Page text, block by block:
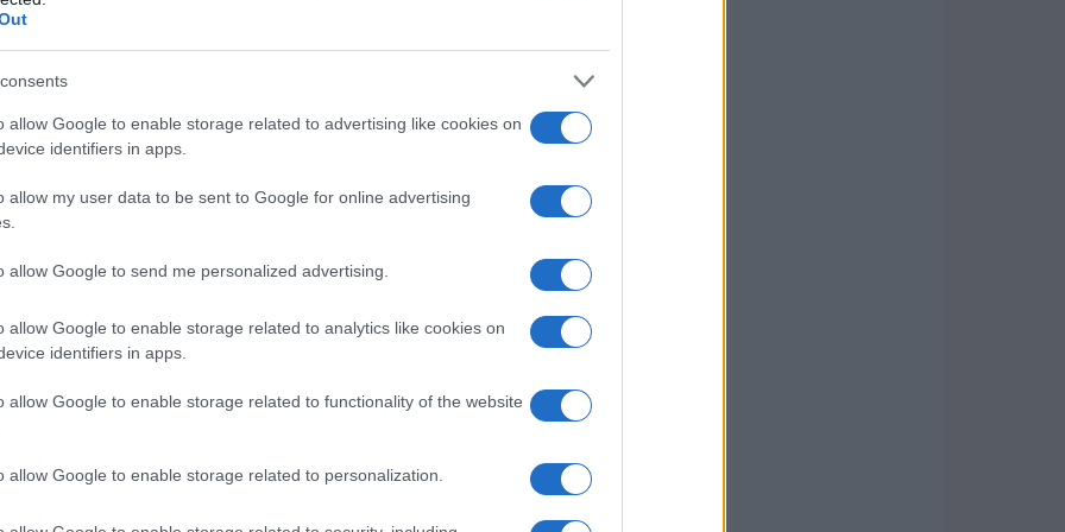
allow Google to enable storage related to advertising like cookies on
identifiers in apps.
allow my user data to be sent to Google for online advertising
allow Google to send me personalized advertising.
allow Google to enable storage related to analytics like cookies on
identifiers in apps.
allow Google to enable storage related to functionality of the website
allow Google to enable storage related to personalization.
battaglia della madre contro il cancro e lo
ha sempre mostrato un grande coraggio.
moda ha visto numerosi errori di stile. Dalla
ha spesso fatto scelte discutibili, che
La sua ammirazione per la sorella
di emularla non sempre ha portato ai
color prugna di Hobbs London, indossato
Mentre Beatrice ha saputo abbinarlo con
ha spesso optato per abbinamenti meno
di un proprio stile personale,
scelte altrui. I look di Eugenia, purtroppo,